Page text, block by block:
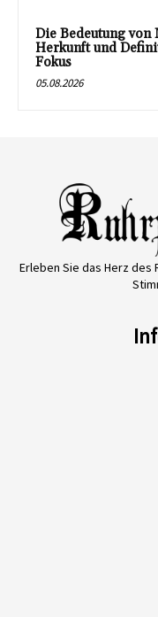
Die Bedeutung von
Herkunft und
Fokus
05.08.2026
Erleben Sie das Herz des